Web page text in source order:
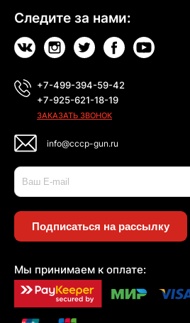
Следите за нами:
+7-499-394-59-42
+7-925-621-18-19
ЗАКАЗАТЬ ЗВОНОК
info@cccp-gun.ru
Подписаться на рассылку
Мы принимаем к оплате: